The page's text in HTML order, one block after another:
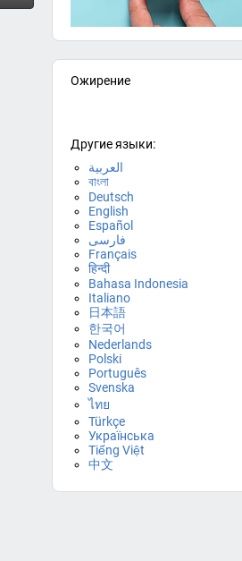
Ожирение
Другие языки:
العربية
বাংলা
Deutsch
English
Español
فارسی
Français
हिन्दी
Bahasa Indonesia
Italiano
日本語
한국어
Nederlands
Polski
Português
Svenska
ไทย
Türkçe
Українська
Tiếng Việt
中文